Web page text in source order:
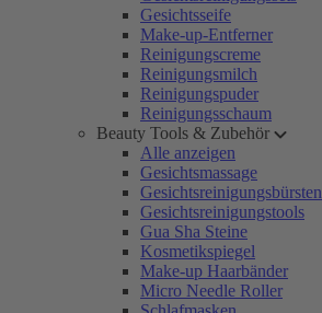
Gesichtsseife
Make-up-Entferner
Reinigungscreme
Reinigungsmilch
Reinigungspuder
Reinigungsschaum
Beauty Tools & Zubehör
Alle anzeigen
Gesichtsmassage
Gesichtsreinigungsbürsten
Gesichtsreinigungstools
Gua Sha Steine
Kosmetikspiegel
Make-up Haarbänder
Micro Needle Roller